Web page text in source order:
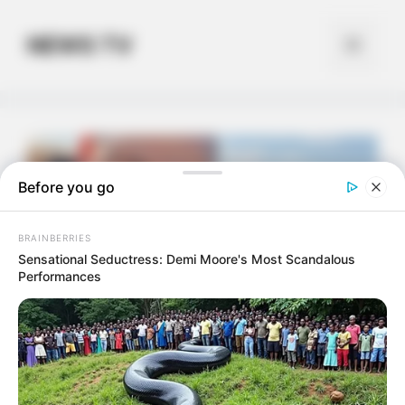
contentNEWS TV
Before you go
BRAINBERRIES
Sensational Seductress: Demi Moore's Most Scandalous
Performances